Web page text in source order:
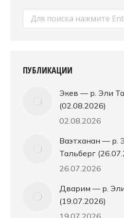
Поиск:
ПУБЛИКАЦИИ
Экев — р. Эли
(02.08.2026)
02.08.2026
Ваэтханан — р.
Тальберг
26.07.2026
Дварим — р.
(19.07.2026)
19.07.2026